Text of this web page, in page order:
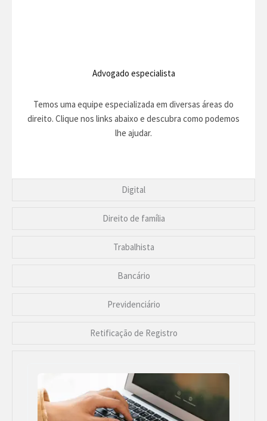
Advogado especialista
Temos uma equipe especializada em diversas áreas do
direito. Clique nos links abaixo e descubra como podemos
lhe ajudar.
Digital
Direito de família
Trabalhista
Bancário
Previdenciário
Retificação de Registro